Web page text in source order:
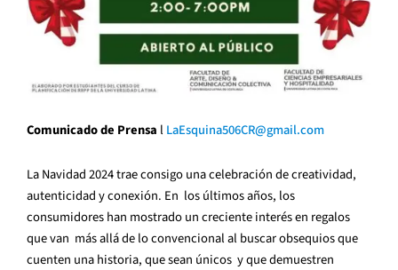
Comunicado de Prensa l LaEsquina506CR@gmail.com
La Navidad 2024 trae consigo una celebración de creatividad,
autenticidad y conexión. En los últimos años, los
consumidores han mostrado un creciente interés en regalos
que van más allá de lo convencional al buscar obsequios que
cuenten una historia, que sean únicos y que demuestren